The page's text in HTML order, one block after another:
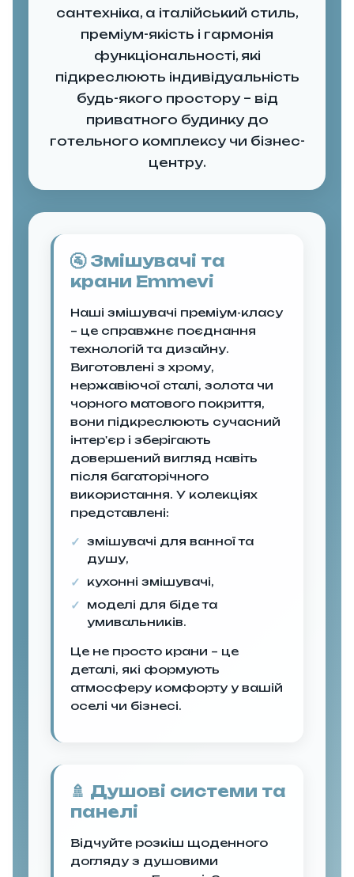
сантехніка, а італійський стиль,
преміум-якість і гармонія
функціональності, які
підкреслюють індивідуальність
будь-якого простору – від
приватного будинку до
готельного комплексу чи бізнес-
центру.
🚰 Змішувачі та
крани Emmevi
Наші змішувачі преміум-класу
– це справжнє поєднання
технологій та дизайну.
Виготовлені з хрому,
нержавіючої сталі, золота чи
чорного матового покриття,
вони підкреслюють сучасний
інтер'єр і зберігають
довершений вигляд навіть
після багаторічного
використання. У колекціях
представлені:
змішувачі для ванної та
душу,
кухонні змішувачі,
моделі для біде та
умивальників.
Це не просто крани – це
деталі, які формують
атмосферу комфорту у вашій
оселі чи бізнесі.
🚿 Душові системи та
панелі
Відчуйте розкіш щоденного
догляду з душовими